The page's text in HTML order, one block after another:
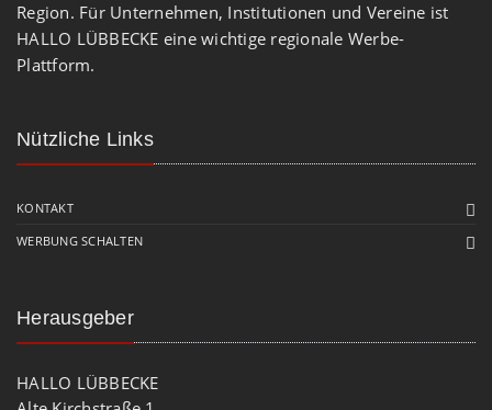
Region. Für Unternehmen, Institutionen und Vereine ist
HALLO LÜBBECKE eine wichtige regionale Werbe-
Plattform.
Nützliche Links
KONTAKT
WERBUNG SCHALTEN
Herausgeber
HALLO LÜBBECKE